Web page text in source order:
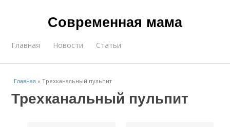
Современная мама
Главная Новости Статьи
Главная »Трехканальный пульпит
Трехканальный пульпит